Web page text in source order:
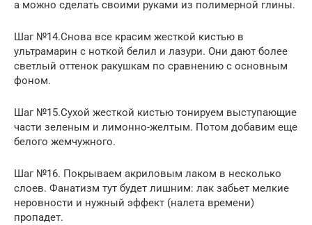
а можно сделать своими руками из полимерной глины.
Шаг №14.Снова все красим жесткой кистью в
ультрамарин с ноткой белил и лазури. Они дают более
светлый оттенок ракушкам по сравнению с основным
фоном.
Шаг №15.Сухой жесткой кистью тонируем выступающие
части зеленым и лимонно-желтым. Потом добавим еще
белого жемчужного.
Шаг №16. Покрываем акриловым лаком в несколько
слоев. Фанатизм тут будет лишним: лак забьет мелкие
неровности и нужный эффект (налета времени)
пропадет.